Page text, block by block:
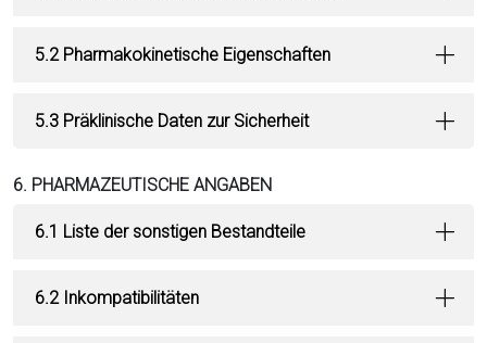
5.2 Pharmakokinetische Eigenschaften
5.3 Präklinische Daten zur Sicherheit
6. PHARMAZEUTISCHE ANGABEN
6.1 Liste der sonstigen Bestandteile
6.2 Inkompatibilitäten